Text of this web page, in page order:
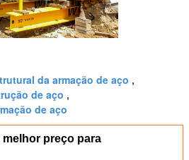
da armação de aço ,
de aço ,
de aço
melhor preço para